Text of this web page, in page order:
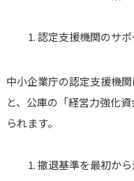
認定支援機関のサ
中小企業庁の認定支援機
と、公庫の「経営力強化
られます。
撤退基準を最初から